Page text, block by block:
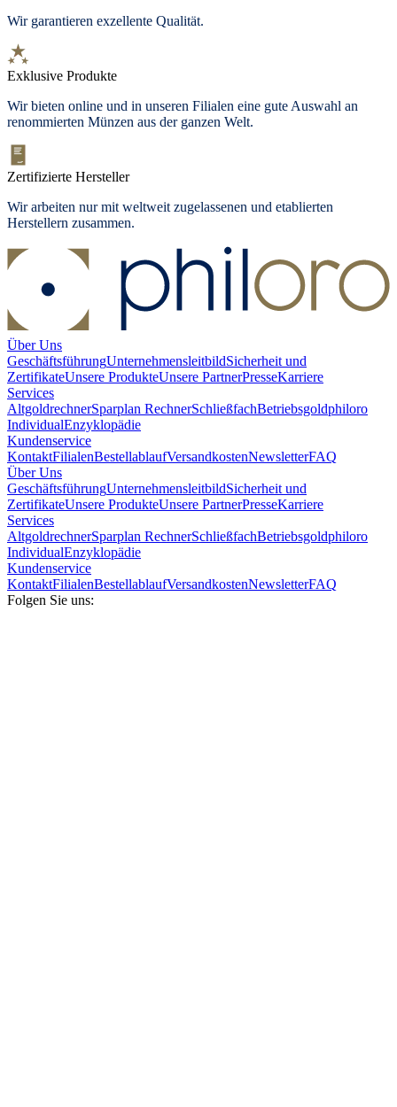
Wir garantieren exzellente Qualität.
Exklusive Produkte
Wir bieten online und in unseren Filialen eine gute Auswahl an
renommierten Münzen aus der ganzen Welt.
Zertifizierte Hersteller
Wir arbeiten nur mit weltweit zugelassenen und etablierten
Herstellern zusammen.
Über Uns
GeschäftsführungUnternehmensleitbildSicherheit und
ZertifikateUnsere ProdukteUnsere PartnerPresseKarriere
Services
AltgoldrechnerSparplan RechnerSchließfachBetriebsgoldphiloro
IndividualEnzyklopädie
Kundenservice
KontaktFilialenBestellablaufVersandkostenNewsletterFAQ
Über Uns
GeschäftsführungUnternehmensleitbildSicherheit und
ZertifikateUnsere ProdukteUnsere PartnerPresseKarriere
Services
AltgoldrechnerSparplan RechnerSchließfachBetriebsgoldphiloro
IndividualEnzyklopädie
Kundenservice
KontaktFilialenBestellablaufVersandkostenNewsletterFAQ
Folgen Sie uns: